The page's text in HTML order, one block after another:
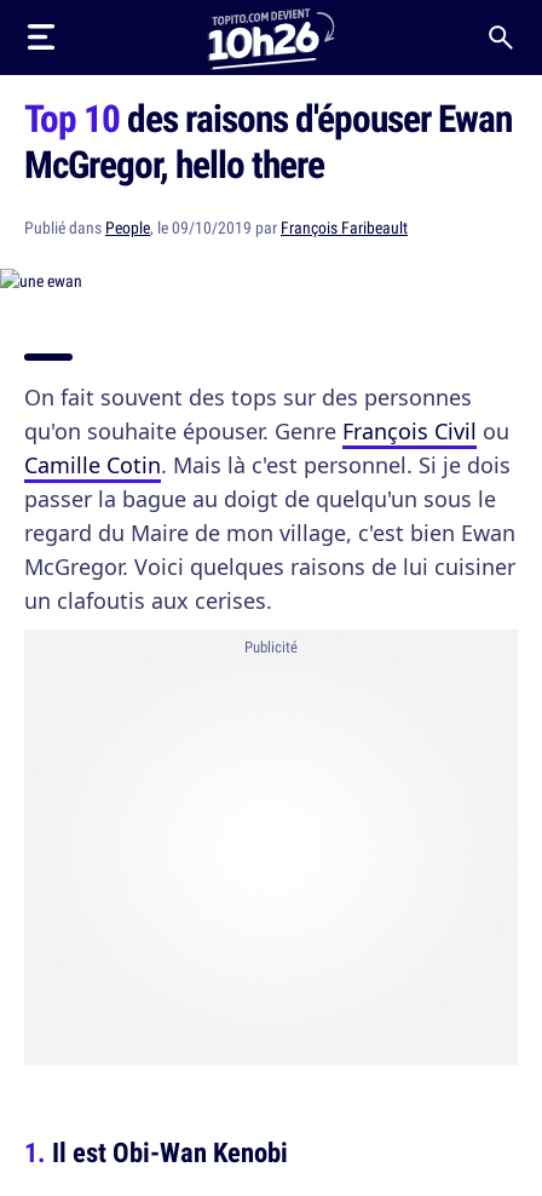
Top 10des raisons d'épouser Ewan
McGregor, hello there
Publié dans People, le 09/10/2019 par François Faribeault
On fait souvent des tops sur des personnes
qu'on souhaite épouser. Genre François Civil ou
Camille Cotin. Mais là c'est personnel. Si je dois
passer la bague au doigt de quelqu'un sous le
regard du Maire de mon village, c'est bien Ewan
McGregor. Voici quelques raisons de lui cuisiner
un clafoutis aux cerises.
Publicité
Il est Obi-Wan Kenobi